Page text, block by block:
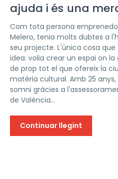
ajuda i és una
Com tota persona
Melero, tenia molts dubtes a
seu projecte. L'única cosa
idea: volia crear un espai on
de prop tot el que ofereix la
matèria cultural. Amb 25
somni gràcies a
de València...
Continuar llegint